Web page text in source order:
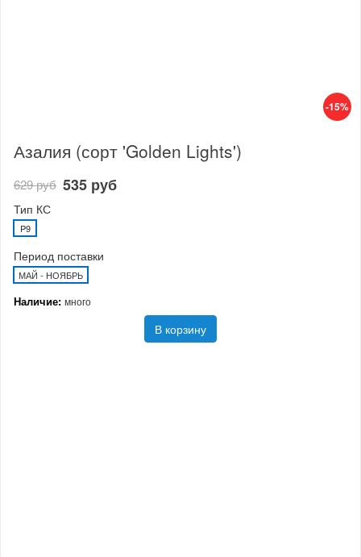
-15%
Азалия (сорт 'Golden Lights')
629 руб 535 руб
Тип КС
P9
Период поставки
МАЙ - НОЯБРЬ
Наличие: много
В корзину